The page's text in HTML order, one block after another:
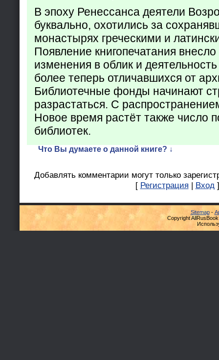
В эпоху Ренессанса деятели
буквально, охотились за
монастырях греческими и
Появление книгопечатания
изменения в облик и
более теперь отличавшихся от
Библиотечные фонды начинают
разрастаться. С
Новое время растёт также число
библиотек.
Что Вы думаете о данной книге? ↓
Добавлять комментарии могут только
[ Регистрация | Вход ]
Sitemap-
Copyright